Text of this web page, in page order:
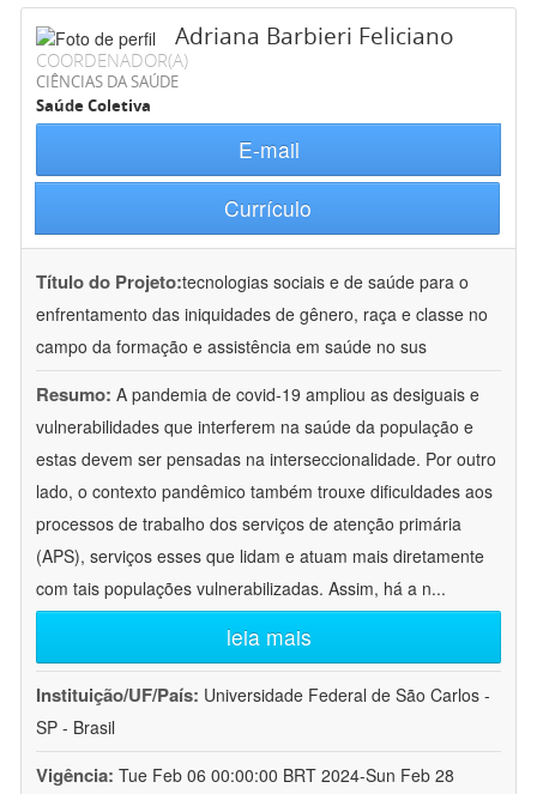
Adriana Barbieri Feliciano
COORDENADOR(A)
CIÊNCIAS DA SAÚDE
Saúde Coletiva
E-mail
Currículo
Título do Projeto:tecnologias sociais e de saúde para o
enfrentamento das iniquidades de gênero, raça e classe no
campo da formação e assistência em saúde no sus
Resumo: A pandemia de covid-19 ampliou as desiguais e
vulnerabilidades que interferem na saúde da população e
estas devem ser pensadas na interseccionalidade. Por outro
lado, o contexto pandêmico também trouxe dificuldades aos
processos de trabalho dos serviços de atenção primária
(APS), serviços esses que lidam e atuam mais diretamente
com tais populações vulnerabilizadas. Assim, há a n...
leia mais
Instituição/UF/País: Universidade Federal de São Carlos -
SP - Brasil
Vigência: Tue Feb 06 00:00:00 BRT 2024-Sun Feb 28